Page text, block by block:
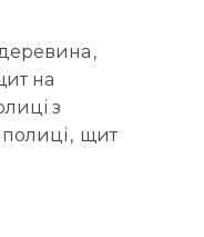
,
на
з
, щит